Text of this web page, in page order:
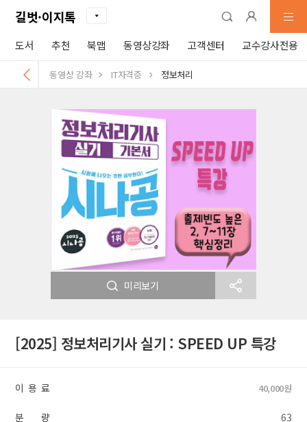
길벗·이지톡
도서 추천 북맵 동영상강좌 고객센터 교수강사전용
동영상 강좌 IT자격증 정보처리
미리보기
[2025] 정보처리기사 실기 : SPEED UP 특강
이 용 료 40,000원
분 량 63